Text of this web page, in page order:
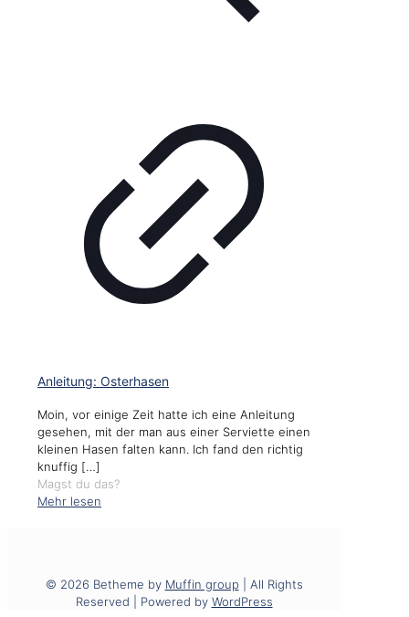
Anleitung: Osterhasen
Moin, vor einige Zeit hatte ich eine Anleitung
gesehen, mit der man aus einer Serviette einen
kleinen Hasen falten kann. Ich fand den richtig
knuffig […]
Magst du das?
Mehr lesen
© 2026 Betheme by Muffin group | All Rights
Reserved | Powered by WordPress